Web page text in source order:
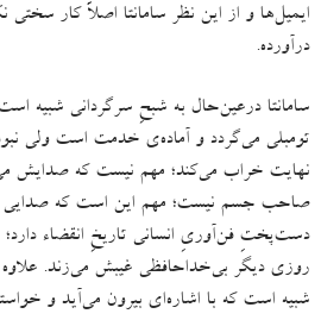
ایمیل‌ها و از این نظر سامانتا اصلاً کار سختی
درآورده.
سامانتا درعین‌حال به شبحِ سرگردانی شبیه
تومبلی می‌گردد و آماده‌ی خدمت است ولی
نهایت خراب می‌کند؛ مهم نیست که صدایش
صاحب جسم نیست؛ مهم این است که صدایی
دست‌پختِ فن‌آوریِ انسانی تاریخِ انقضاء
روزی دیگر بی‌خداحافظی غیبش می‌زند.
شبیه است که با اشاره‌ای بیرون می‌آید و